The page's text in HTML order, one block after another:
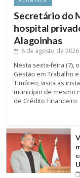
Secretário do
hospital
Alagoinhas
6 de agosto de 2026
Nesta sexta-feira (7),
Gestão em Trabalho
Timóteo, visita as
município de mesmo
de Crédito Financeiro